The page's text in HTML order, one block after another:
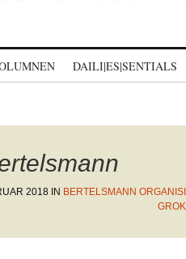
DAILI|ES|SENTIALS
2018 IN BERTELSMANN